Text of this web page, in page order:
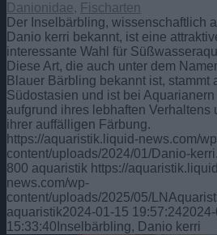
Danionidae, Fischarten
Der Inselbärbling, wissenschaftlich
Danio kerri bekannt, ist eine
interessante Wahl für
Diese Art, die auch unter dem
Blauer Bärbling bekannt ist, stammt
Südostasien und ist bei
aufgrund ihres lebhaften Verhaltens
ihrer auffälligen Färbung.
https://aquaristik.liquid-news.com/
content/uploads/2024/01/Danio-
800 aquaristik https://
news.com/wp-
content/uploads/2025/05/
aquaristik2024-01-15 19:57:24
15:33:40 Inselbärbling, Danio kerri